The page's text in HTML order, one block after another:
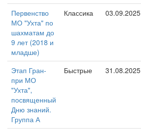
Первенство
МО "Ухта" по
шахматам до
9 лет (2018 и
младше)
Классика 03.09.2025
Этап Гран-
при МО
"Ухта",
посвященный
Дню знаний.
Группа А
Быстрые 31.08.2025